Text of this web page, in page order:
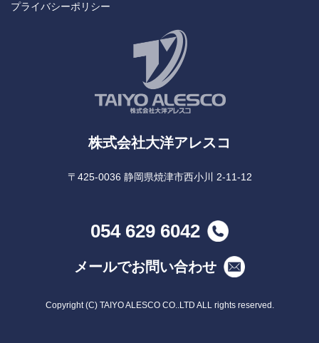
プライバシーポリシー
株式会社大洋アレスコ
〒425-0036 静岡県焼津市西小川 2-11-12
054 629 6042
メールでお問い合わせ
Copyright (C) TAIYO ALESCO CO..LTD ALL rights reserved.